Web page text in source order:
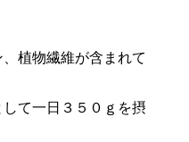
植物繊維が含まれて
て一日３５０ｇを摂